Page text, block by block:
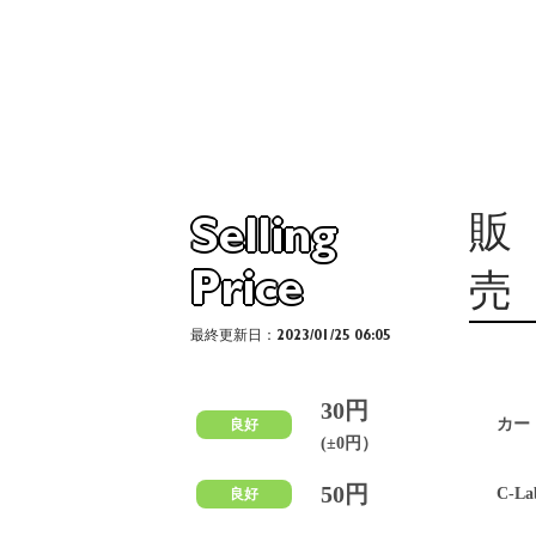
Selling
Price
販
売
最終更新日：2023/01/25 06:05
良好
30円
(±0円）
カー
良好 50円 C-